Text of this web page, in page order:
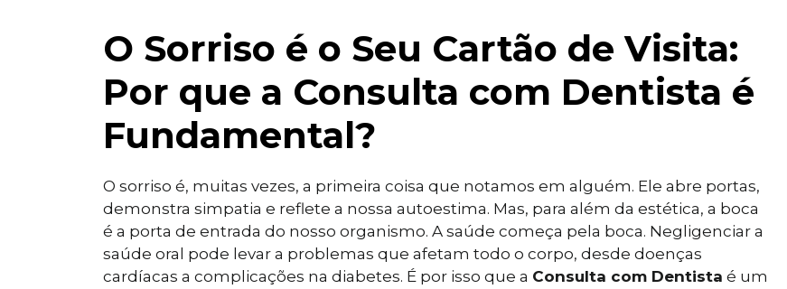
O Sorriso é o Seu Cartão de Visita:
Por que a Consulta com Dentista é
Fundamental?
O sorriso é, muitas vezes, a primeira coisa que notamos em alguém. Ele abre portas,
demonstra simpatia e reflete a nossa autoestima. Mas, para além da estética, a boca
é a porta de entrada do nosso organismo. A saúde começa pela boca. Negligenciar a
saúde oral pode levar a problemas que afetam todo o corpo, desde doenças
cardíacas a complicações na diabetes. É por isso que a Consulta com Dentista é um